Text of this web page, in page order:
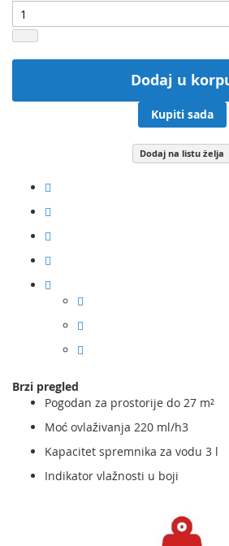
Dodaj u
Kupiti sada
Dodaj na listu želja
Brzi pregled
Pogodan za prostorije do 27 m²
Moć ovlaživanja 220 ml/h3
Kapacitet spremnika za vodu 3 l
Indikator vlažnosti u boji